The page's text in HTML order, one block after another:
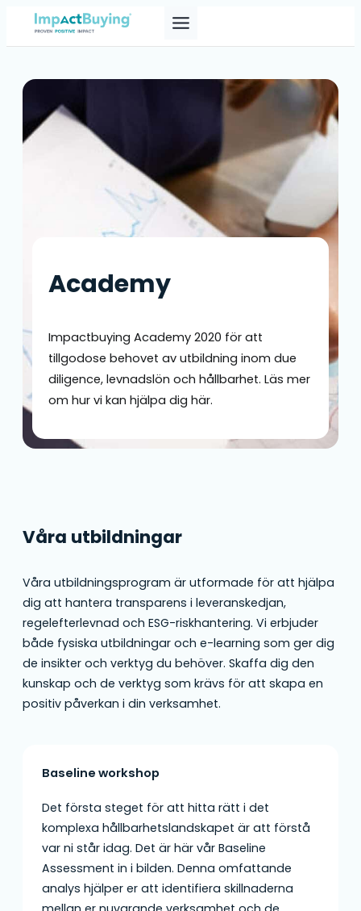
Academy
Impactbuying Academy 2020 för att
tillgodose behovet av utbildning inom due
diligence, levnadslön och hållbarhet. Läs mer
om hur vi kan hjälpa dig här.
Våra utbildningar
Våra utbildningsprogram är utformade för att hjälpa
dig att hantera transparens i leveranskedjan,
regelefterlevnad och ESG-riskhantering. Vi erbjuder
både fysiska utbildningar och e-learning som ger dig
de insikter och verktyg du behöver. Skaffa dig den
kunskap och de verktyg som krävs för att skapa en
positiv påverkan i din verksamhet.
Baseline workshop
Det första steget för att hitta rätt i det
komplexa hållbarhetslandskapet är att förstå
var ni står idag. Det är här vår Baseline
Assessment in i bilden. Denna omfattande
analys hjälper er att identifiera skillnaderna